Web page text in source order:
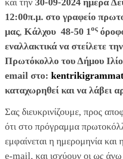
12:00π.μ. στο γραφείο
μας, Κάλχου 48-50 1ος
εναλλακτικά να στείλετε
Πρωτόκολλο του Δήμου
email στο:
καταχωρηθεί και να λάβει
Σας διευκρινίζουμε, προς
ότι στο πρόγραμμα
εμφαίνεται η ημερομηνία
e-mail, και ισχύουν οι ως άνω